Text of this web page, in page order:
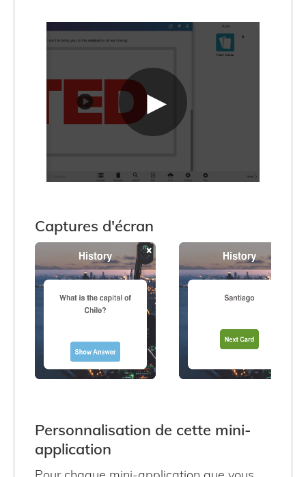
Captures d'écran
Personnalisation de cette mini-
application